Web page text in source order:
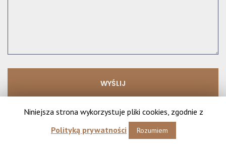
Niniejsza strona wykorzystuje pliki cookies, zgodnie z
Polityką prywatności
Rozumiem